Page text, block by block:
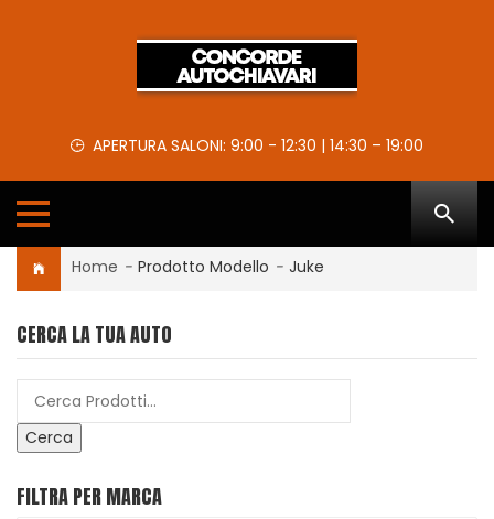
APERTURA SALONI: 9:00 - 12:30 | 14:30 – 19:00
Home - Prodotto Modello - Juke
CERCA LA TUA AUTO
Cerca
FILTRA PER MARCA